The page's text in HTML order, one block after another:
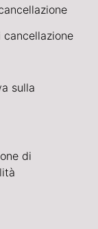
cancellazione
sulla
di